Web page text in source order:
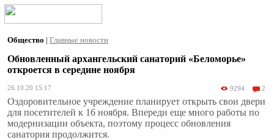
Общество | Главные новости
Обновленный архангельский санаторий «Беломорье»
откроется в середине ноября
26.10.20 15:17 9294 2
Оздоровительное учреждение планирует открыть свои двери
для посетителей к 16 ноября. Впереди еще много работы по
модернизации объекта, поэтому процесс обновления
санатория продолжится.